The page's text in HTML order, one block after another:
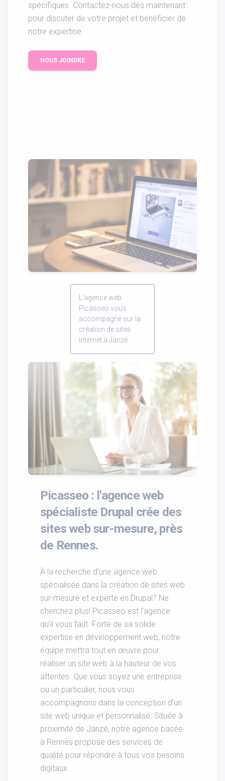
spécifiques. Contactez-nous dès maintenant
pour discuter de votre projet et bénéficier de
notre expertise.
NOUS JOINDRE
L'agence web
Picasseo vous
accompagne sur la
création de sites
internet à Janzé.
Picasseo : l'agence web
spécialiste Drupal crée des
sites web sur-mesure, près
de Rennes.
À la recherche d'une agence web
spécialisée dans la création de sites web
sur-mesure et experte en Drupal? Ne
cherchez plus! Picasseo est l'agence
qu'il vous faut. Forte de sa solide
expertise en développement web, notre
équipe mettra tout en œuvre pour
réaliser un site web à la hauteur de vos
attentes. Que vous soyez une entreprise
ou un particulier, nous vous
accompagnons dans la conception d'un
site web unique et personnalisé. Située à
proximité de Janzé, notre agence basée
à Rennes propose des services de
qualité pour répondre à tous vos besoins
digitaux.